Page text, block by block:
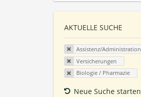
AKTUELLE SUCHE
Assistenz/Administration
Versicherungen
Biologie / Pharmazie
Neue Suche starten